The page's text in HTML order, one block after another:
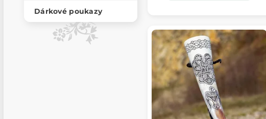
Dárkové poukazy